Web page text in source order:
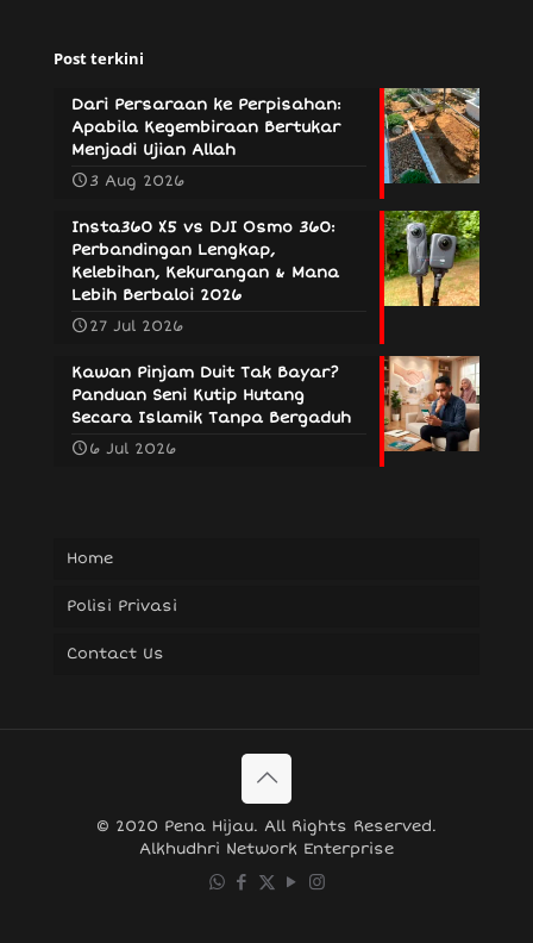
Post terkini
Dari Persaraan ke Perpisahan:
Apabila Kegembiraan Bertukar
Menjadi Ujian Allah
3 Aug 2026
Insta360 X5 vs DJI Osmo 360:
Perbandingan Lengkap,
Kelebihan, Kekurangan & Mana
Lebih Berbaloi 2026
27 Jul 2026
Kawan Pinjam Duit Tak Bayar?
Panduan Seni Kutip Hutang
Secara Islamik Tanpa Bergaduh
6 Jul 2026
Home
Polisi Privasi
Contact Us
© 2020 Pena Hijau. All Rights Reserved.
Alkhudhri Network Enterprise